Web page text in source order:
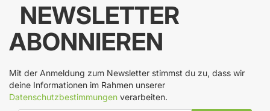
NEWSLETTER
ABONNIEREN
Mit der Anmeldung zum Newsletter stimmst du zu, dass wir
deine Informationen im Rahmen unserer
Datenschutzbestimmungen verarbeiten.